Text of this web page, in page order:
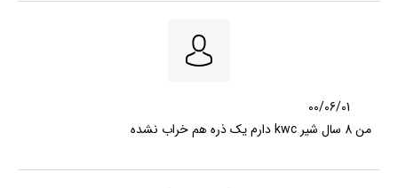
00/06/01
من 8 سال شیر kwc دارم یک ذره هم خراب نشده